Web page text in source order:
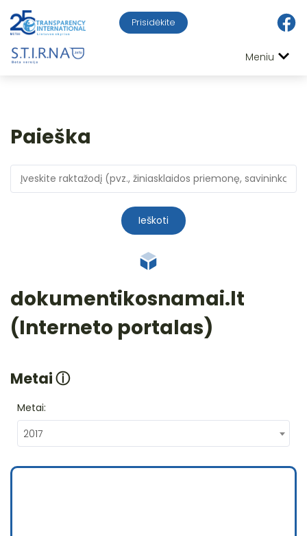
Prisidėkite
Meniu
Paieška
Ieškoti
dokumentikosnamai.lt
(Interneto portalas)
Metaiⓘ
Metai:
2017